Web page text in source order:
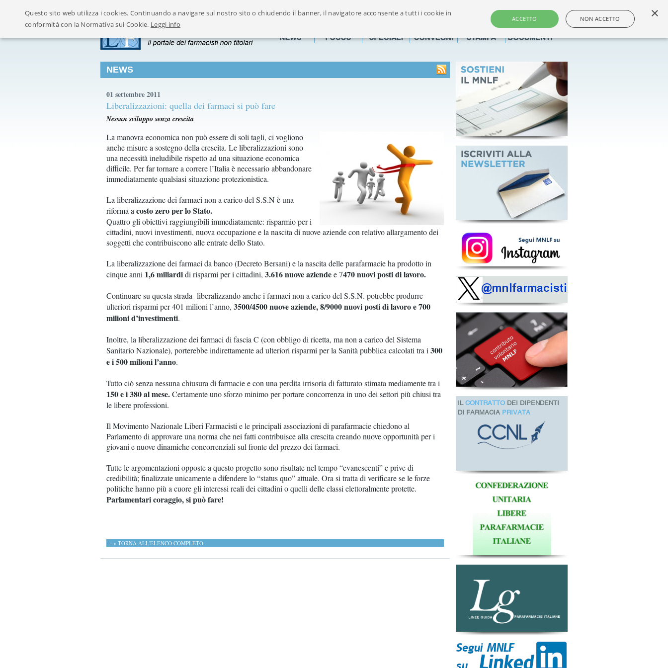
Ufficialmente riconosciuto dalla FOFI componente maggioritaria delle Associazioni e dei farmacisti non titolari italiani
NEWS
01 settembre 2011
Liberalizzazioni: quella dei farmaci si può fare
Nessun sviluppo senza crescita
La manovra economica non può essere di soli tagli, ci vogliono
anche misure a sostegno della crescita. Le liberalizzazioni sono
una necessità ineludibile rispetto ad una situazione economica
difficile. Per far tornare a correre l’Italia è necessario abbandonare
immediatamente qualsiasi situazione protezionistica.
La liberalizzazione dei farmaci non a carico del S.S.N è una
riforma a costo zero per lo Stato.
Quattro gli obiettivi raggiungibili immediatamente: risparmio per i
cittadini, nuovi investimenti, nuova occupazione e la nascita di nuove aziende con relativo allargamento dei
soggetti che contribuiscono alle entrate dello Stato.
La liberalizzazione dei farmaci da banco (Decreto Bersani) e la nascita delle parafarmacie ha prodotto in
cinque anni 1,6 miliardidi risparmi per i cittadini, 3.616 nuove aziendee 7470 nuovi posti di lavoro.
Continuare su questa strada liberalizzando anche i farmaci non a carico del S.S.N. potrebbe produrre
ulteriori risparmi per 401 milioni l’anno, 3500/4500 nuove aziende, 8/9000 nuovi posti di lavoro e 700
milioni d’investimenti.
Inoltre, la liberalizzazione dei farmaci di fascia C (con obbligo di ricetta, ma non a carico del Sistema
Sanitario Nazionale), porterebbe indirettamente ad ulteriori risparmi per la Sanità pubblica calcolati tra i 300
e i 500 milioni l’anno.
Tutto ciò senza nessuna chiusura di farmacie e con una perdita irrisoria di fatturato stimata mediamente tra i
150 e i 380 al mese.Certamente uno sforzo minimo per portare concorrenza in uno dei settori più chiusi tra
le libere professioni.
Il Movimento Nazionale Liberi Farmacisti e le principali associazioni di parafarmacie chiedono al
Parlamento di approvare una norma che nei fatti contribuisce alla crescita creando nuove opportunità per i
giovani e nuove dinamiche concorrenziali sul fronte del prezzo dei farmaci.
Tutte le argomentazioni opposte a questo progetto sono risultate nel tempo “evanescenti” e prive di
credibilità; finalizzate unicamente a difendere lo “status quo” attuale. Ora si tratta di verificare se le forze
politiche hanno più a cuore gli interessi reali dei cittadini o quelli delle classi elettoralmente protette.
Parlamentari coraggio, si può fare!
--> TORNA ALL'ELENCO COMPLETO
Questo sito web utilizza i cookies. Continuando a navigare sul nostro sito o chiudendo il banner, il navigatore acconsente a tutti i cookie in
conformità con la Normativa sui Cookie. Leggi info
ACCETTO NON ACCETTO ×